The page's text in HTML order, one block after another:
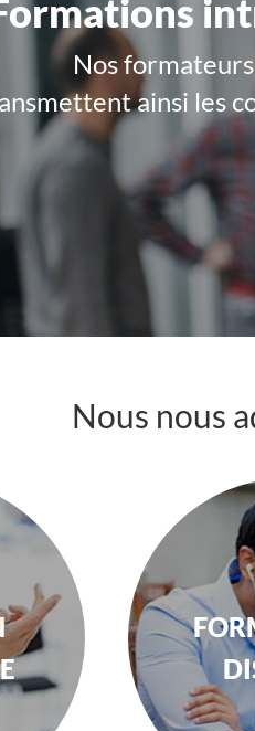
Nos
ainsi les
Nous nous